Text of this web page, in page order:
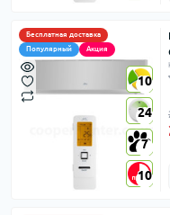
Бесплатная доставка
Популярный
Акция
10
24
7
10
10
24
7
10